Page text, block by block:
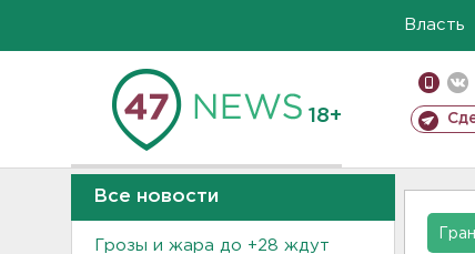
Власть
18+
Все новости
Грозы и жара до +28 ждут